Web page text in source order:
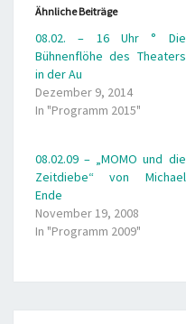
Ähnliche Beiträge
08.02. – 16 Uhr ° Die
Bühnenflöhe des Theaters
in der Au
Dezember 9, 2014
In "Programm 2015"
08.02.09 – „MOMO und die
Zeitdiebe“ von Michael
Ende
November 19, 2008
In "Programm 2009"